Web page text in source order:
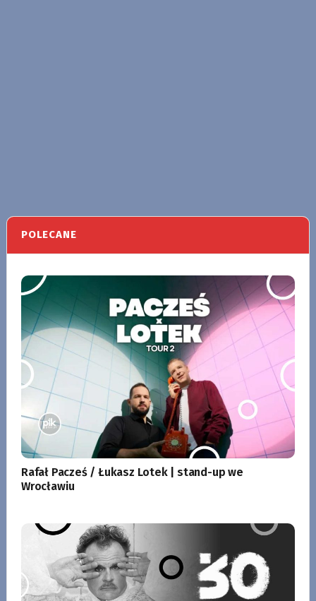
POLECANE
Rafał Pacześ / Łukasz Lotek | stand-up we
Wrocławiu